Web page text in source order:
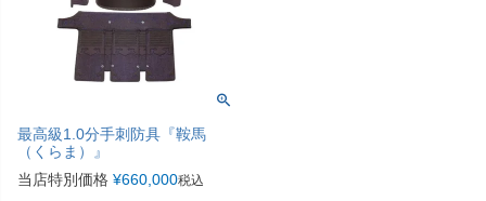
最高級1.0分手刺防具『鞍馬
（くらま）』
当店特別価格 ¥660,000税込